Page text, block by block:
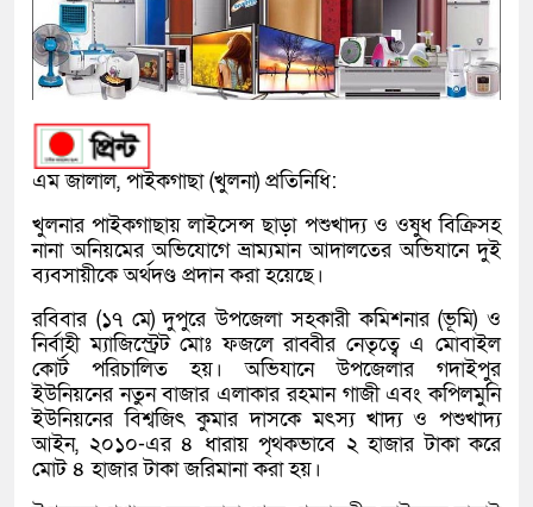
এম জালাল, পাইকগাছা (খুলনা) প্রতিনিধি:
খুলনার পাইকগাছায় লাইসেন্স ছাড়া পশুখাদ্য ও ওষুধ বিক্রিসহ
নানা অনিয়মের অভিযোগে ভ্রাম্যমান আদালতের অভিযানে দুই
ব্যবসায়ীকে অর্থদণ্ড প্রদান করা হয়েছে।
রবিবার (১৭ মে) দুপুরে উপজেলা সহকারী কমিশনার (ভূমি) ও
নির্বাহী ম্যাজিস্ট্রেট মোঃ ফজলে রাব্বীর নেতৃত্বে এ মোবাইল
কোর্ট পরিচালিত হয়। অভিযানে উপজেলার গদাইপুর
ইউনিয়নের নতুন বাজার এলাকার রহমান গাজী এবং কপিলমুনি
ইউনিয়নের বিশ্বজিৎ কুমার দাসকে মৎস্য খাদ্য ও পশুখাদ্য
আইন, ২০১০-এর ৪ ধারায় পৃথকভাবে ২ হাজার টাকা করে
মোট ৪ হাজার টাকা জরিমানা করা হয়।